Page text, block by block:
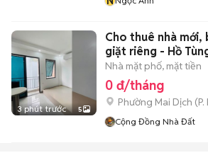
3 phút trước 5
Cho thuê nhà mới,
giặt riêng - Hồ
Nhà mặt phố, mặt tiền
0 đ/tháng
Phường Mai Dịch (
Cộng Đồng Nhà Đất